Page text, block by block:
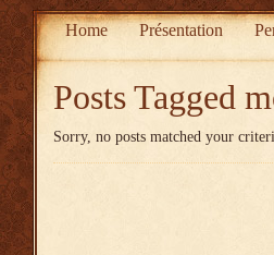
Home Présentation
Posts Tagged
Sorry, no posts matched your